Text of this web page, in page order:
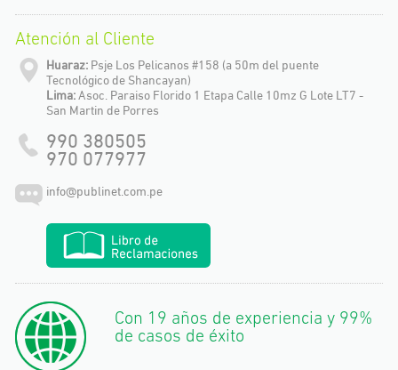
Atención al Cliente
Huaraz:Psje Los Pelicanos #158 (a 50m del puente
Tecnológico de Shancayan)
Lima:Asoc. Paraiso Florido 1 Etapa Calle 10mz G Lote LT7 -
San Martin de Porres
990 380505
970 077977
info@publinet.com.pe
Con 19 años de experiencia y 99%
de casos de éxito